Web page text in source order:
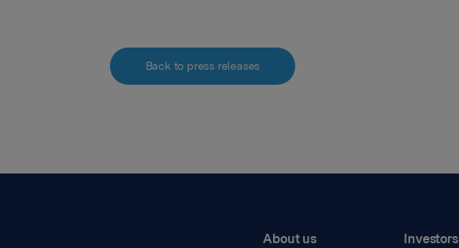
Back to press releases
About us Investors